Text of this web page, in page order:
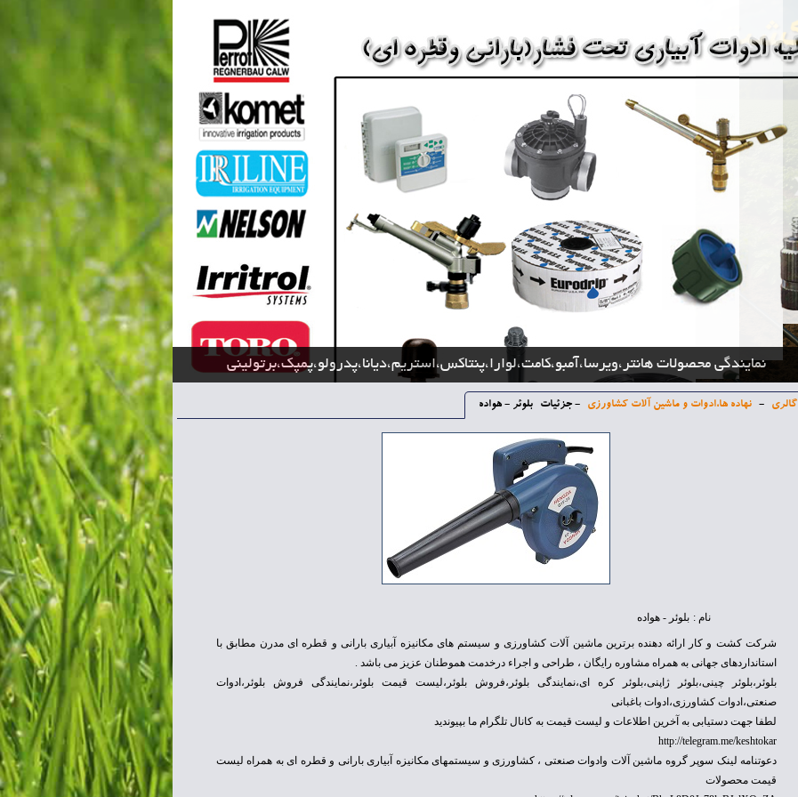
نمایندگی محصولات هانتر،ویرسا،آمبو،کامت،لوارا،پنتاکس،استریم،دیانا،پدرولو،پمپک،برتولینی
گالری - نهاده ها،ادوات و ماشین آلات کشاورزی - جزئیات بلوئر - هواده
بلوئر - هواده : نام
شرکت کشت و کار ارائه دهنده برترین ماشین آلات کشاورزی و سیستم های مکانیزه آبیاری بارانی و قطره ای مدرن مطابق با
استانداردهای جهانی به همراه مشاوره رایگان ، طراحی و اجراء درخدمت هموطنان عزیز می باشد .
بلوئر،بلوئر چینی،بلوئر ژاپنی،بلوئر کره ای،نمایندگی بلوئر،فروش بلوئر،لیست قیمت بلوئر،نمایندگی فروش بلوئر،ادوات
صنعتی،ادوات کشاورزی،ادوات باغبانی
لطفا جهت دستیابی به آخرین اطلاعات و لیست قیمت به کانال تلگرام ما بپیوندید
http://telegram.me/keshtokar
دعوتنامه لینک سوپر گروه ماشین آلات وادوات صنعتی ، کشاورزی و سیستمهای مکانیزه آبیاری بارانی و قطره ای به همراه لیست
قیمت محصولات